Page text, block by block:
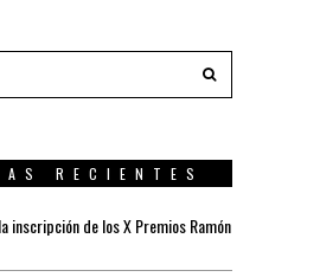
RECIENTES
inscripción de los X Premios Ramón